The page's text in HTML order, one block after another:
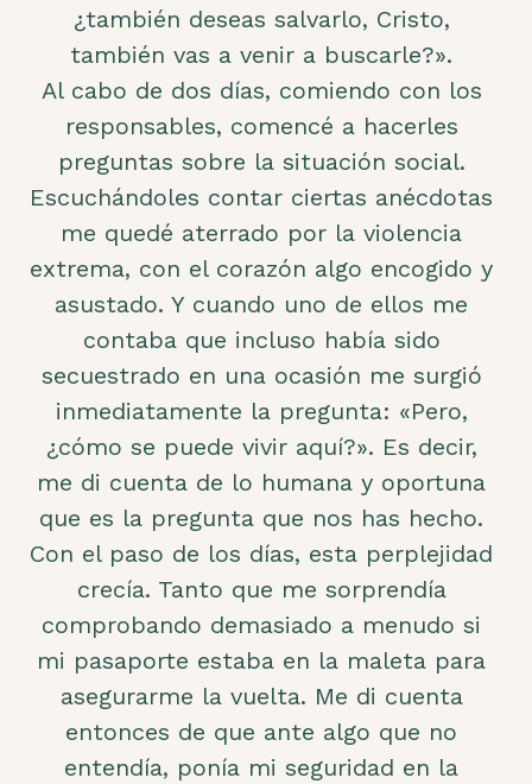
¿también deseas salvarlo, Cristo,
también vas a venir a buscarle?».
Al cabo de dos días, comiendo con los
responsables, comencé a hacerles
preguntas sobre la situación social.
Escuchándoles contar ciertas anécdotas
me quedé aterrado por la violencia
extrema, con el corazón algo encogido y
asustado. Y cuando uno de ellos me
contaba que incluso había sido
secuestrado en una ocasión me surgió
inmediatamente la pregunta: «Pero,
¿cómo se puede vivir aquí?». Es decir,
me di cuenta de lo humana y oportuna
que es la pregunta que nos has hecho.
Con el paso de los días, esta perplejidad
crecía. Tanto que me sorprendía
comprobando demasiado a menudo si
mi pasaporte estaba en la maleta para
asegurarme la vuelta. Me di cuenta
entonces de que ante algo que no
entendía, ponía mi seguridad en la